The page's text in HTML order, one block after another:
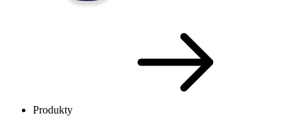
Produkty